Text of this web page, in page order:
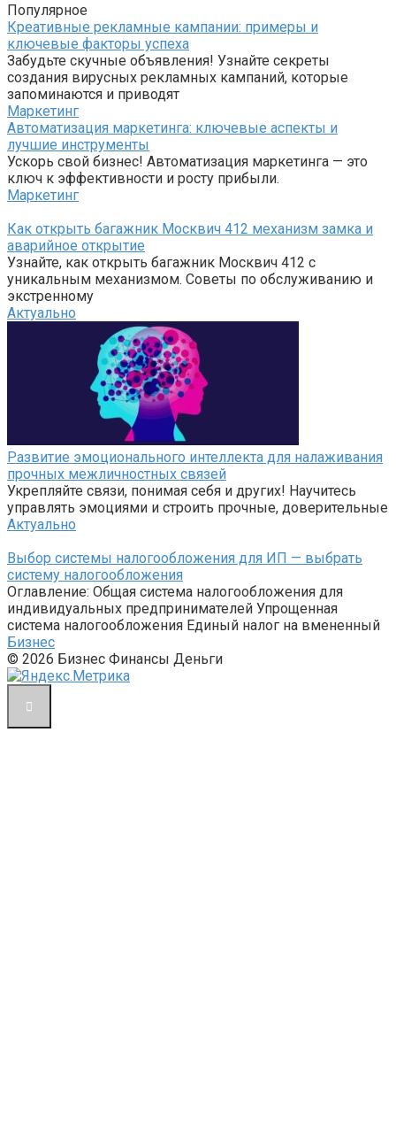
Популярное
Креативные рекламные кампании: примеры и
ключевые факторы успеха
Забудьте скучные объявления! Узнайте секреты
создания вирусных рекламных кампаний, которые
запоминаются и приводят
Маркетинг
Автоматизация маркетинга: ключевые аспекты и
лучшие инструменты
Ускорь свой бизнес! Автоматизация маркетинга — это
ключ к эффективности и росту прибыли.
Маркетинг
Как открыть багажник Москвич 412 механизм замка и
аварийное открытие
Узнайте, как открыть багажник Москвич 412 с
уникальным механизмом. Советы по обслуживанию и
экстренному
Актуально
Развитие эмоционального интеллекта для налаживания
прочных межличностных связей
Укрепляйте связи, понимая себя и других! Научитесь
управлять эмоциями и строить прочные, доверительные
Актуально
Выбор системы налогообложения для ИП — выбрать
систему налогообложения
Оглавление: Общая система налогообложения для
индивидуальных предпринимателей Упрощенная
система налогообложения Единый налог на вмененный
Бизнес
© 2026 Бизнес Финансы Деньги